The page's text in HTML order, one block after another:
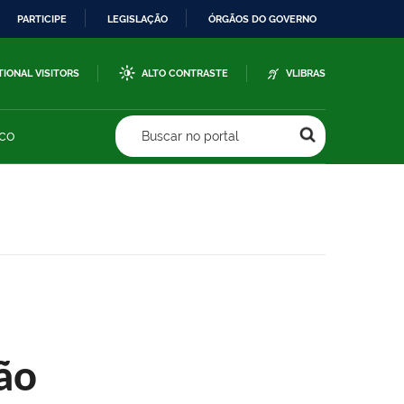
PARTICIPE LEGISLAÇÃO ÓRGÃOS DO GOVERNO
VISITORS ALTO CONTRASTE VLIBRAS
Buscar no portal